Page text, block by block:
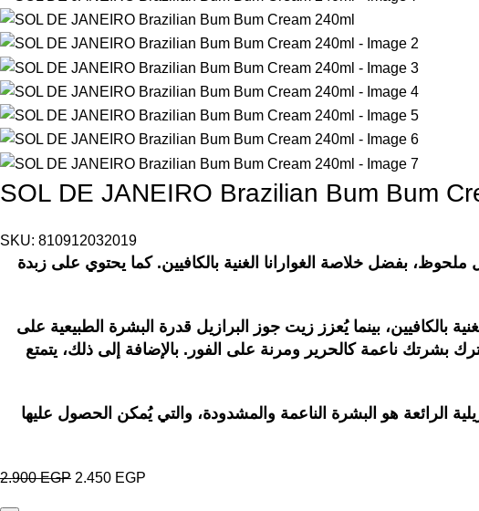
SOL DE JANEIRO Brazilian Bum Bum
SKU: 810912032019
بفضل خلاصة الغوارانا الغنية بالكافيين. كما يحتوي على زبدة
بالكافيين، بينما يُعزز زيت جوز البرازيل قدرة البشرة الطبيعية على
بشرتك ناعمة كالحرير ومرنة على الفور. بالإضافة إلى ذلك، يتمتع
الرائعة هو البشرة الناعمة والمشدودة، والتي يُمكن الحصول عليها
2.900EGP 2.450 EGP